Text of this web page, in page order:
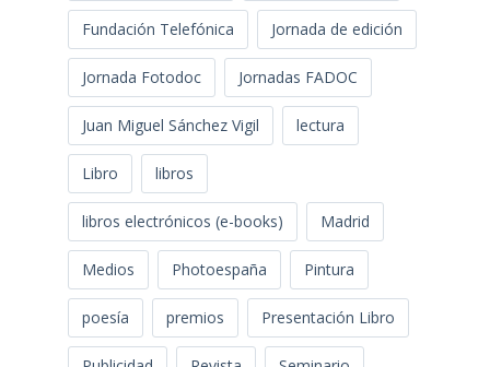
Fundación Telefónica Jornada de edición
Jornada Fotodoc Jornadas FADOC
Juan Miguel Sánchez Vigil lectura
Libro libros
libros electrónicos (e-books) Madrid
Medios Photoespaña Pintura
poesía premios Presentación Libro